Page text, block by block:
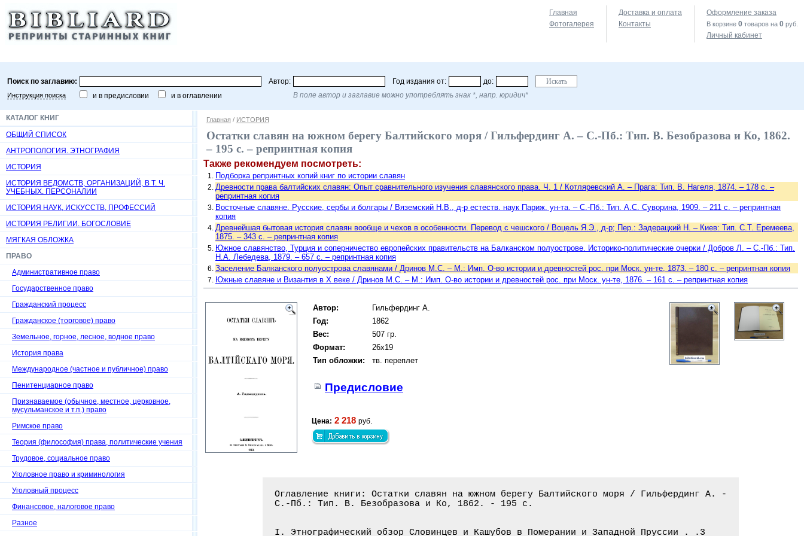
Главная
Фотогалерея
Доставка и оплата
Контакты
Оформление заказа
В корзине 0 товаров на 0 руб.
Личный кабинет
Поиск по заглавию: Автор: Год издания от: до:
Инструкция поиска и в предисловии и в оглавлении В поле автор и заглавие можно употреблять знак *, напр. юридич*
КАТАЛОГ КНИГ
ОБЩИЙ СПИСОК
АНТРОПОЛОГИЯ. ЭТНОГРАФИЯ
ИСТОРИЯ
ИСТОРИЯ ВЕДОМСТВ, ОРГАНИЗАЦИЙ, В Т. Ч.
УЧЕБНЫХ. ПЕРСОНАЛИИ
ИСТОРИЯ НАУК, ИСКУССТВ, ПРОФЕССИЙ
ИСТОРИЯ РЕЛИГИИ. БОГОСЛОВИЕ
МЯГКАЯ ОБЛОЖКА
ПРАВО
Административное право
Государственное право
Гражданский процесс
Гражданское (торговое) право
Земельное, горное, лесное, водное право
История права
Международное (частное и публичное) право
Пенитенциарное право
Признаваемое (обычное, местное, церковное,
мусульманское и т.п.) право
Римское право
Теория (философия) права, политические учения
Трудовое, социальное право
Уголовное право и криминология
Уголовный процесс
Финансовое, налоговое право
Разное
Главная / ИСТОРИЯ
Остатки славян на южном берегу Балтийского моря / Гильфердинг А. – С.-Пб.: Тип. В. Безобразова и Ко, 1862.
– 195 c. – репринтная копия
Также рекомендуем посмотреть:
Подборка репринтных копий книг по истории славян
Древности права балтийских славян: Опыт сравнительного изучения славянского права. Ч. 1 / Котляревский А. – Прага: Тип. В. Нагеля, 1874. – 178 с. –
репринтная копия
Восточные славяне. Русские, сербы и болгары / Вяземский Н.В., д-р естеств. наук Париж. ун-та. – С.-Пб.: Тип. А.С. Суворина, 1909. – 211 c. – репринтная
копия
Древнейшая бытовая история славян вообще и чехов в особенности. Перевод с чешского / Воцель Я.Э., д-р; Пер.: Задерацкий Н. – Киев: Тип. С.Т. Еремеева,
1875. – 343 c. – репринтная копия
Южное славянство, Турция и соперничество европейских правительств на Балканском полуострове. Историко-политические очерки / Добров Л. – С.-Пб.: Тип.
Н.А. Лебедева, 1879. – 657 c. – репринтная копия
Заселение Балканского полуострова славянами / Дринов М.С. – М.: Имп. О-во истории и древностей рос. при Моск. ун-те, 1873. – 180 c. – репринтная копия
Южные славяне и Византия в X веке / Дринов М.С. – М.: Имп. О-во истории и древностей рос. при Моск. ун-те, 1876. – 161 c. – репринтная копия
Автор:
Гильфердинг А.
Год:
1862
Вес:
507 гр.
Формат:
26x19
Тип обложки:
тв. переплет
Предисловие
Цена: 2 218 руб.
Оглавление книги: Остатки славян на южном берегу Балтийского моря / Гильфердинг А. -
С.-Пб.: Тип. В. Безобразова и Ко, 1862. - 195 c.
I. Этнографический обзор Словинцев и Кашубов в Померании и Западной Пруссии . .3